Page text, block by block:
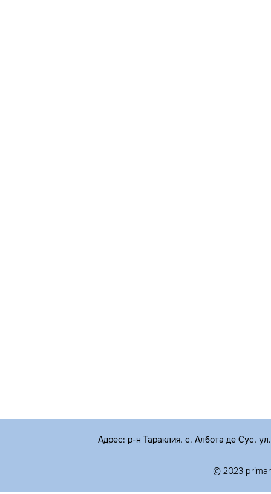
Адрес: р-н Тараклия, с. Албота де Сус,
© 2023